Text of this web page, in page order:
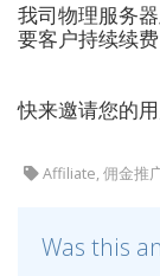
我司物理服务
要客户持续续
快来邀请您的
Affiliate, 佣金推
Was this